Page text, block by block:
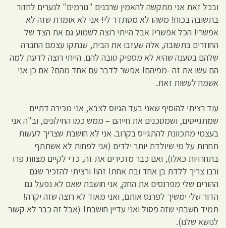
ובכל זאת אני מתקשה להאמין שרבנים "גורמים" לנערים לחזור
בתשובה בכוח! משהו לא מסתדר לי! אני לא אומרת שזה לא
אפשרי! הכל אפשרי! אבל הייתי רוצה לשמוע גם את הצד של
החוזרים בתשובה, אלה שעזבו את הבית, שנתקו עצמם החברה
שלהם בטענה שהיא לא מספיק טובה להם. הייתי רוצה לדעת למה
הם עשו את זה -מפיהם! אפשר לדבר עם אחד מהם? אם כן אני
אשמח לעשות זאת.
עוד רציתי להוסיף שאני בעד הגיוס לצבא, אני מכירה דתיים
שמתגייסים, ושמסכנים את חייהם – ממש כמו החילונים, וב"ה אני
בעצמי מתכוונת להתגייס בקרוב. אני לא חושבת שצריך לעשות
תחרות על מי שיולדת יותר ילדים (אני לפחות לא אשתתף
בתחרויות כאלו), ואם כבר מזכירים את זה, כדי לקיים מצוות פרו
ורבו צריך ללדת בן אחד ובת אחת! זהו! ורציתי להזכיר שגם
ההורים שלי מפרנסים את החק, אני חושבת שאם לא נפעל גם
הדור שלי ימשיך לפרנס אותם, ואני מאוד לא רוצה שזה יקרה!
תמיד חשבתי שזה פסול ואני עדיין חושבת! (אבל זה כבר לא קשור
לנושא שלנו).